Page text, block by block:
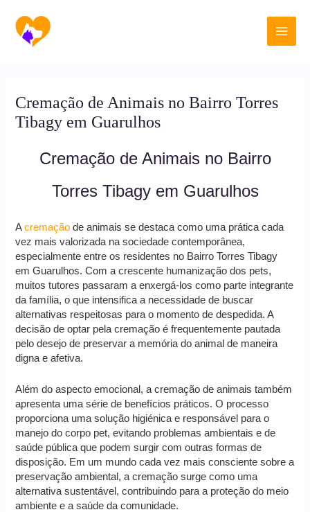
para
conteúdo
Main
Cremação de Animais no Bairro Torres
Tibagy em Guarulhos
Cremação de Animais no Bairro
Torres Tibagy em Guarulhos
Acremação de animais se destaca como uma prática cada
vez mais valorizada na sociedade contemporânea,
especialmente entre os residentes no Bairro Torres Tibagy
em Guarulhos. Com a crescente humanização dos pets,
muitos tutores passaram a enxergá-los como parte integrante
da família, o que intensifica a necessidade de buscar
alternativas respeitosas para o momento de despedida. A
decisão de optar pela cremação é frequentemente pautada
pelo desejo de preservar a memória do animal de maneira
digna e afetiva.
Além do aspecto emocional, a cremação de animais também
apresenta uma série de benefícios práticos. O processo
proporciona uma solução higiénica e responsável para o
manejo do corpo pet, evitando problemas ambientais e de
saúde pública que podem surgir com outras formas de
disposição. Em um mundo cada vez mais consciente sobre a
preservação ambiental, a cremação surge como uma
alternativa sustentável, contribuindo para a proteção do meio
ambiente e a saúde da comunidade.